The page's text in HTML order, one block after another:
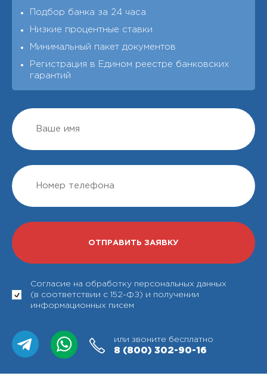
Подбор банка за 24 часа
Низкие процентные ставки
Минимальный пакет документов
Регистрация в Едином реестре банковских
гарантий
Согласие на обработку персональных данных
(в соответствии с 152-ФЗ) и получении
информационных писем
или звоните бесплатно
8 (800) 302-90-16